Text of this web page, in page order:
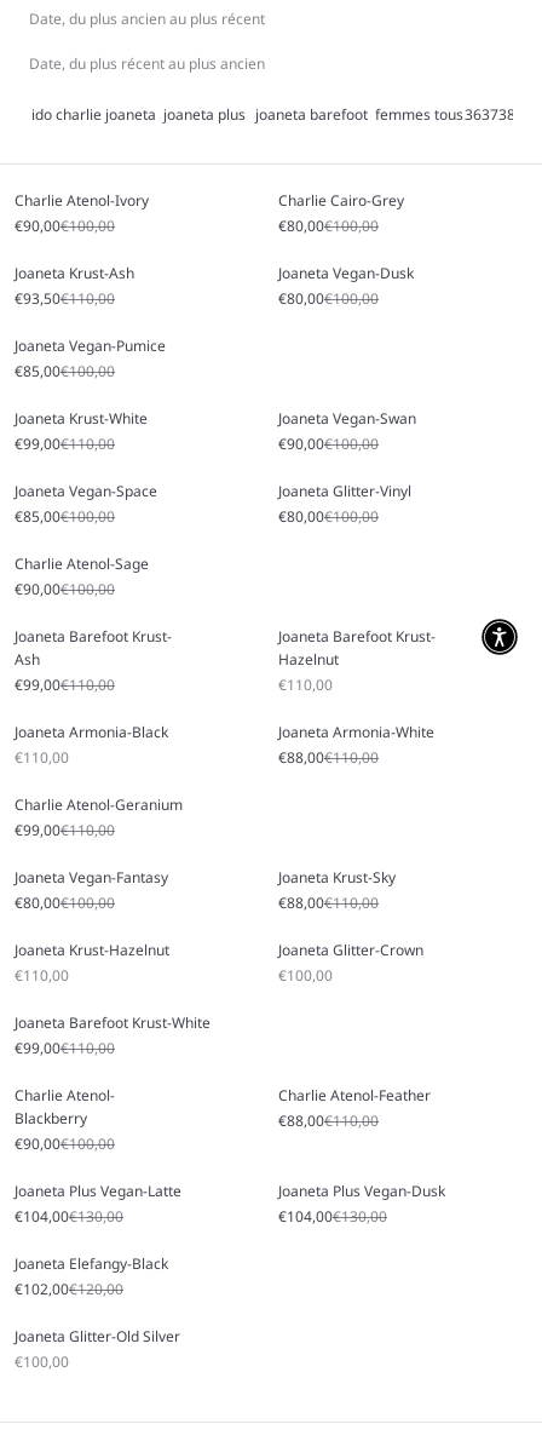
Date, du plus ancien au plus récent
Date, du plus récent au plus ancien
ido charlie joaneta joaneta plus joaneta barefoot femmes tous363738
Charlie Atenol-Ivory
Prix soldé
€90,00Prix régulier
€100,00
Charlie Cairo-Grey
Prix soldé
€80,00Prix régulier
€100,00
Joaneta Krust-Ash
Prix soldé
€93,50Prix régulier
€110,00
Joaneta Vegan-Dusk
Prix soldé
€80,00Prix régulier
€100,00
Joaneta Vegan-Pumice
Prix soldé
€85,00Prix régulier
€100,00
Joaneta Krust-White
Prix soldé
€99,00Prix régulier
€110,00
Joaneta Vegan-Swan
Prix soldé
€90,00Prix régulier
€100,00
Joaneta Vegan-Space
Prix soldé
€85,00Prix régulier
€100,00
Joaneta Glitter-Vinyl
Prix soldé
€80,00Prix régulier
€100,00
Charlie Atenol-Sage
Prix soldé
€90,00Prix régulier
€100,00
Joaneta Barefoot Krust-
Ash
Prix soldé
€99,00Prix régulier
€110,00
Joaneta Barefoot Krust-
Hazelnut
Prix soldé
€110,00
Joaneta Armonia-Black
Prix soldé
€110,00
Joaneta Armonia-White
Prix soldé
€88,00Prix régulier
€110,00
Charlie Atenol-Geranium
Prix soldé
€99,00Prix régulier
€110,00
Joaneta Vegan-Fantasy
Prix soldé
€80,00Prix régulier
€100,00
Joaneta Krust-Sky
Prix soldé
€88,00Prix régulier
€110,00
Joaneta Krust-Hazelnut
Prix soldé
€110,00
Joaneta Glitter-Crown
Prix soldé
€100,00
Joaneta Barefoot Krust-White
Prix soldé
€99,00Prix régulier
€110,00
Charlie Atenol-
Blackberry
Prix soldé
€90,00Prix régulier
€100,00
Charlie Atenol-Feather
Prix soldé
€88,00Prix régulier
€110,00
Joaneta Plus Vegan-Latte
Prix soldé
€104,00Prix régulier
€130,00
Joaneta Plus Vegan-Dusk
Prix soldé
€104,00Prix régulier
€130,00
Joaneta Elefangy-Black
Prix soldé
€102,00Prix régulier
€120,00
Joaneta Glitter-Old Silver
Prix soldé
€100,00